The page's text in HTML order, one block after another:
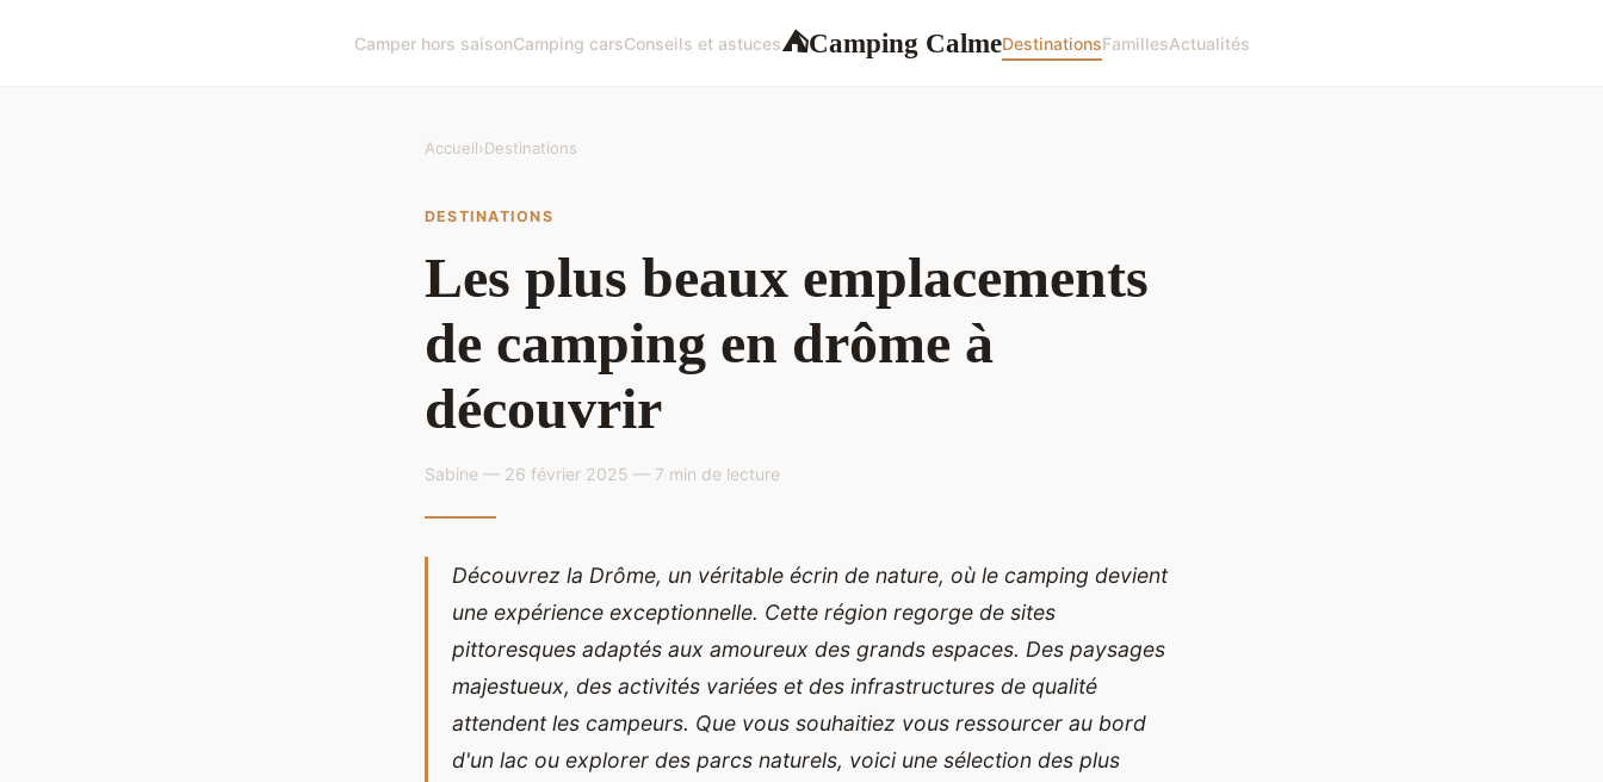
Camper hors saisonCamping carsConseils et astuces⛺Camping CalmeDestinationsFamillesActualités
Accueil›Destinations
DESTINATIONS
Les plus beaux emplacements
de camping en drôme à
découvrir
Sabine — 26 février 2025 — 7 min de lecture
Découvrez la Drôme, un véritable écrin de nature, où le camping devient
une expérience exceptionnelle. Cette région regorge de sites
pittoresques adaptés aux amoureux des grands espaces. Des paysages
majestueux, des activités variées et des infrastructures de qualité
attendent les campeurs. Que vous souhaitiez vous ressourcer au bord
d'un lac ou explorer des parcs naturels, voici une sélection des plus